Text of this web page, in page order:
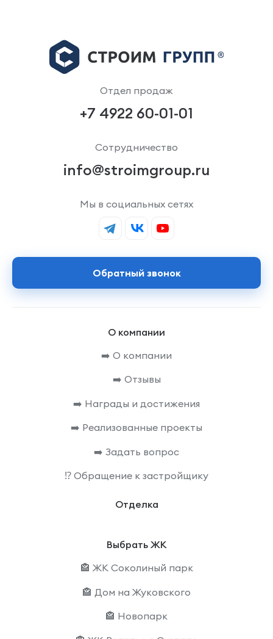
О компании
➡️ О компании
➡️ Отзывы
➡️ Награды и достижения
➡️ Реализованные проекты
➡️ Задать вопрос
⁉️ Обращение к застройщику
Отделка
Выбрать ЖК
🏤 ЖК Соколиный парк
🏤 Дом на Жуковского
🏤 Новопарк
Отдел продаж
+7 4922 60-01-01
Сотрудничество
info@stroimgroup.ru
Мы в социальных сетях
Обратный звонок